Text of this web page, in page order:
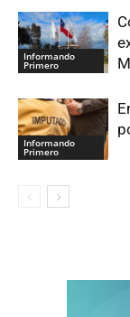
Informando
Primero
Informando
Primero